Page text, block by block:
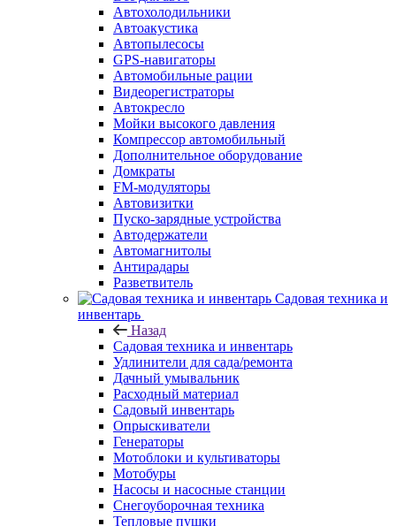
Автохолодильники
Автоакустика
Автопылесосы
GPS-навигаторы
Автомобильные рации
Видеорегистраторы
Автокресло
Мойки высокого давления
Компрессор автомобильный
Дополнительное оборудование
Домкраты
FM-модуляторы
Автовизитки
Пуско-зарядные устройства
Автодержатели
Автомагнитолы
Антирадары
Разветвитель
Садовая техника и
инвентарь
Назад
Садовая техника и инвентарь
Удлинители для сада/ремонта
Дачный умывальник
Расходный материал
Садовый инвентарь
Опрыскиватели
Генераторы
Мотоблоки и культиваторы
Мотобуры
Насосы и насосные станции
Снегоуборочная техника
Тепловые пушки